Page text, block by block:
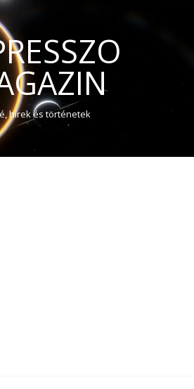
hírek és történetek